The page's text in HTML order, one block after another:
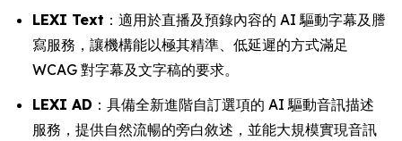
LEXI Text ：適用於直播及預錄內容的 AI 驅動字幕及謄
寫服務，讓機構能以極其精準、低延遲的方式滿足
WCAG 對字幕及文字稿的要求。
LEXI AD ：具備全新進階自訂選項的 AI 驅動音訊描述
服務，提供自然流暢的旁白敘述，並能大規模實現音訊